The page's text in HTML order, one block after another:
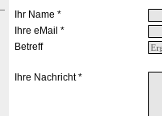
Ihr Name *
Ihre eMail *
Betreff
Ihre Nachricht *